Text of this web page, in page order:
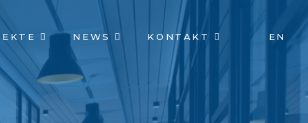
NEWS KONTAKT EN